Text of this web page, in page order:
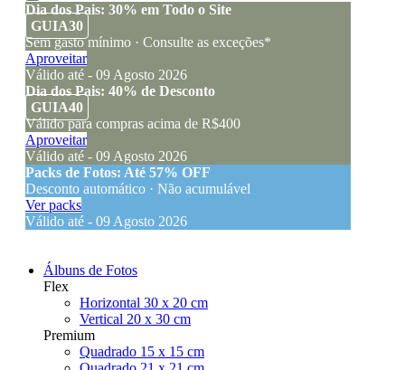
Dia dos Pais: 30% em Todo o Site
GUIA30
Sem gasto mínimo · Consulte as exceções*
Aproveitar
Válido até - 09 Agosto 2026
Dia dos Pais: 40% de Desconto
GUIA40
Válido para compras acima de R$400
Aproveitar
Válido até - 09 Agosto 2026
Packs de Fotos: Até 57% OFF
Desconto automático · Não acumulável
Ver packs
Válido até - 09 Agosto 2026
Álbuns de Fotos
Flex
Horizontal 30 x 20 cm
Vertical 20 x 30 cm
Premium
Quadrado 15 x 15 cm